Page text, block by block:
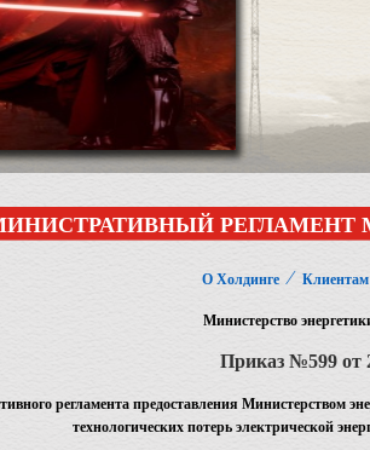
О Холдинге ⁄ Клиентам
Министерство
Приказ №599 от
регламента предоставления Министерством
технологических потерь электрической